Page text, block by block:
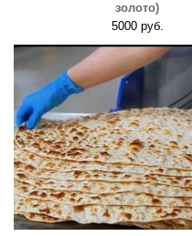
золото)
5000 руб.